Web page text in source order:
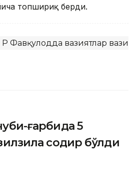
топшириқ берди.
ҚР Фавқулодда вазиятлар
ғарбида 5
содир бўлди